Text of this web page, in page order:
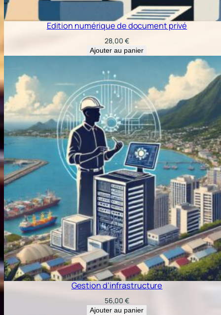
Edition numérique de document privé
28,00 €
Ajouter au panier
Gestion d’infrastructure
56,00€
Ajouter au panier